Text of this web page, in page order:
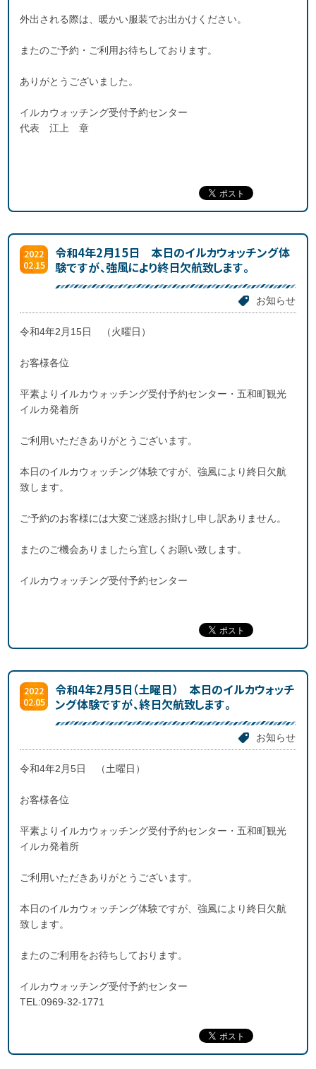
外出される際は、暖かい服装でお出かけください。
またのご予約・ご利用お待ちしております。
ありがとうございました。
イルカウォッチング受付予約センター
代表 江上 章
2022
02.15
令和4年2月15日 本日のイルカウォッチング体
験ですが、強風により終日欠航致します。
お知らせ
令和4年2月15日 （火曜日）
お客様各位
平素よりイルカウォッチング受付予約センター・五和町観光
イルカ発着所
ご利用いただきありがとうございます。
本日のイルカウォッチング体験ですが、強風により終日欠航
致します。
ご予約のお客様には大変ご迷惑お掛けし申し訳ありません。
またのご機会ありましたら宜しくお願い致します。
イルカウォッチング受付予約センター
2022
02.05
令和4年2月5日（土曜日） 本日のイルカウォッチ
ング体験ですが、終日欠航致します。
お知らせ
令和4年2月5日 （土曜日）
お客様各位
平素よりイルカウォッチング受付予約センター・五和町観光
イルカ発着所
ご利用いただきありがとうございます。
本日のイルカウォッチング体験ですが、強風により終日欠航
致します。
またのご利用をお待ちしております。
イルカウォッチング受付予約センター
TEL:0969-32-1771